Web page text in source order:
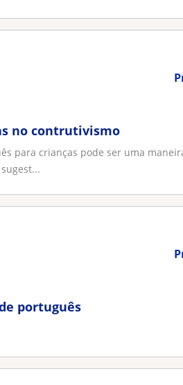
no contrutivismo
para crianças pode ser uma
português